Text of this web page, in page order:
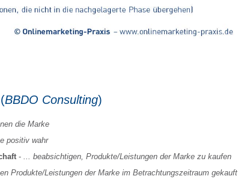
(BBDO Consulting)
die Marke
positiv wahr
- ... beabsichtigen, Produkte/Leistungen der Marke zu kaufen
Produkte/Leistungen der Marke im Betrachtungszeitraum gekauft